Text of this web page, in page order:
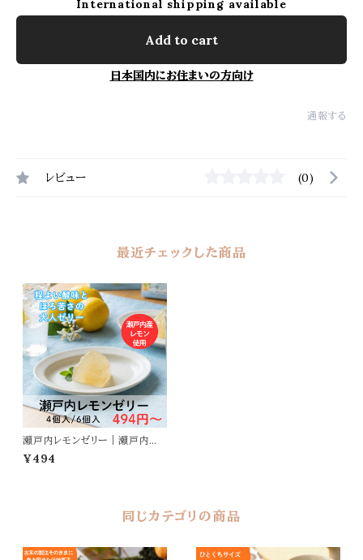
International shipping available
Add to cart
日本国内にお住まいの方向け
通報する
レビュー (0)
最近チェックした商品
瀬戸内レモンゼリー｜瀬戸内産
レモン果皮使用
¥494
同じカテゴリの商品